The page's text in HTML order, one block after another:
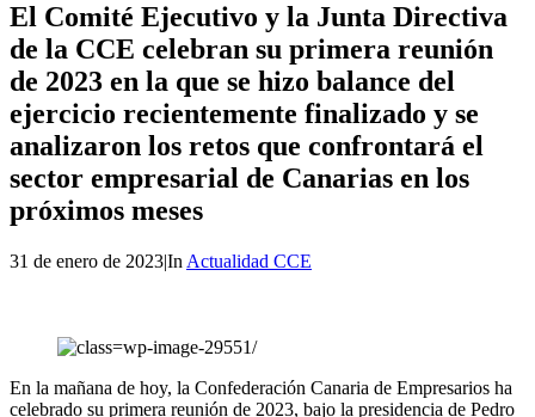
El Comité Ejecutivo y la Junta Directiva
de la CCE celebran su primera reunión
de 2023 en la que se hizo balance del
ejercicio recientemente finalizado y se
analizaron los retos que confrontará el
sector empresarial de Canarias en los
próximos meses
31 de enero de 2023|In Actualidad CCE
En la mañana de hoy, la Confederación Canaria de Empresarios ha
celebrado su primera reunión de 2023, bajo la presidencia de Pedro